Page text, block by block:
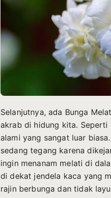
Selanjutnya, ada Bunga
akrab di hidung kita. Seperti
alami yang sangat luar
sedang tegang karena
ingin menanam melati di
di dekat jendela kaca yang
rajin berbunga dan tidak